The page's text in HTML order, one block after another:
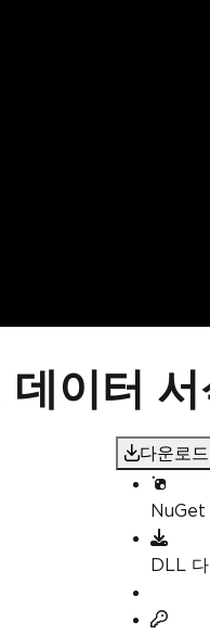
데이터
다운로
NuGet
DLL